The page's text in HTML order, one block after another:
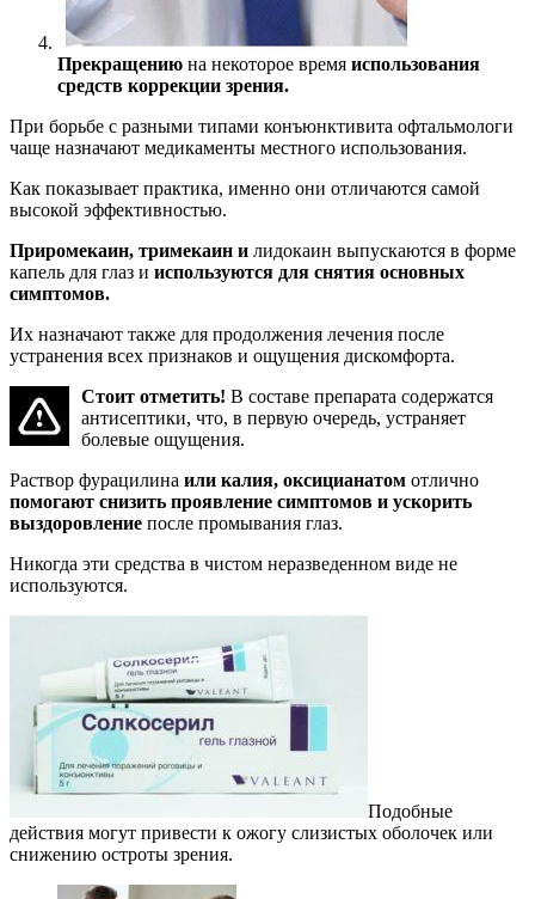
Прекращению на некоторое время использования
средств коррекции зрения.
При борьбе с разными типами конъюнктивита офтальмологи
чаще назначают медикаменты местного использования.
Как показывает практика, именно они отличаются самой
высокой эффективностью.
Приромекаин, тримекаин и лидокаин выпускаются в форме
капель для глаз и используются для снятия основных
симптомов.
Их назначают также для продолжения лечения после
устранения всех признаков и ощущения дискомфорта.
Стоит отметить! В составе препарата содержатся
антисептики, что, в первую очередь, устраняет
болевые ощущения.
Раствор фурацилина или калия, оксицианатом отлично
помогают снизить проявление симптомов и ускорить
выздоровление после промывания глаз.
Никогда эти средства в чистом неразведенном виде не
используются.
Подобные
действия могут привести к ожогу слизистых оболочек или
снижению остроты зрения.